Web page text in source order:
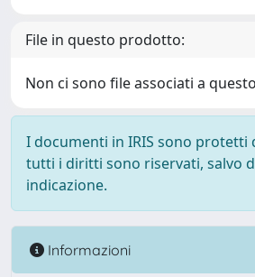
File in questo prodotto:
Non ci sono file associati a
I documenti in IRIS sono protetti
tutti i diritti sono riservati, salvo
indicazione.
Informazioni